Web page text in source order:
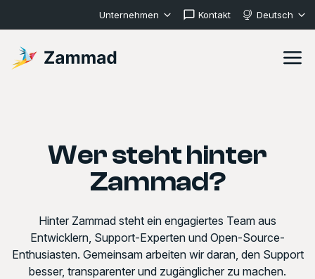
Unternehmen Kontakt Deutsch
Wer steht hinter
Zammad?
Hinter Zammad steht ein engagiertes Team aus
Entwicklern, Support-Experten und Open-Source-
Enthusiasten. Gemeinsam arbeiten wir daran, den Support
besser, transparenter und zugänglicher zu machen.